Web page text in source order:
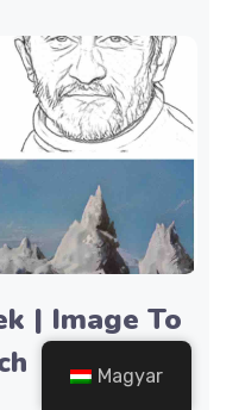
| Image To
Magyar